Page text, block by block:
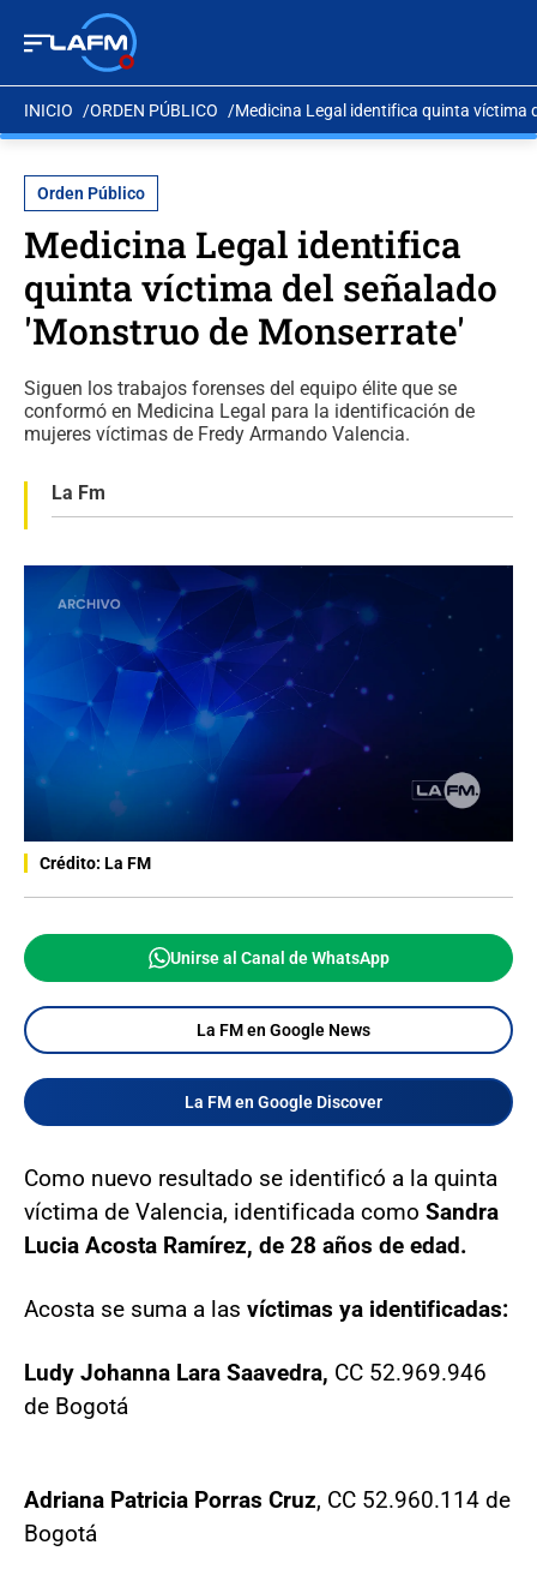
INICIO ORDEN PÚBLICO Medicina Legal identifica quinta víctima
Orden Público
Medicina Legal identifica
quinta víctima del señalado
'Monstruo de Monserrate'
Siguen los trabajos forenses del equipo élite que se
conformó en Medicina Legal para la identificación de
mujeres víctimas de Fredy Armando Valencia.
La Fm
Crédito: La FM
Unirse al Canal de WhatsApp
La FM en Google News
La FM en Google Discover
Como nuevo resultado se identificó a la quinta
víctima de Valencia, identificada como Sandra
Lucia Acosta Ramírez, de 28 años de edad.
Acosta se suma a las víctimas ya identificadas:
Ludy Johanna Lara Saavedra, CC 52.969.946
de Bogotá
Adriana Patricia Porras Cruz, CC 52.960.114 de
Bogotá